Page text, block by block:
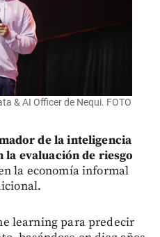
& AI Officer de Nequi. FOTO
de la inteligencia
evaluación de riesgo
la economía informal
learning para predecir